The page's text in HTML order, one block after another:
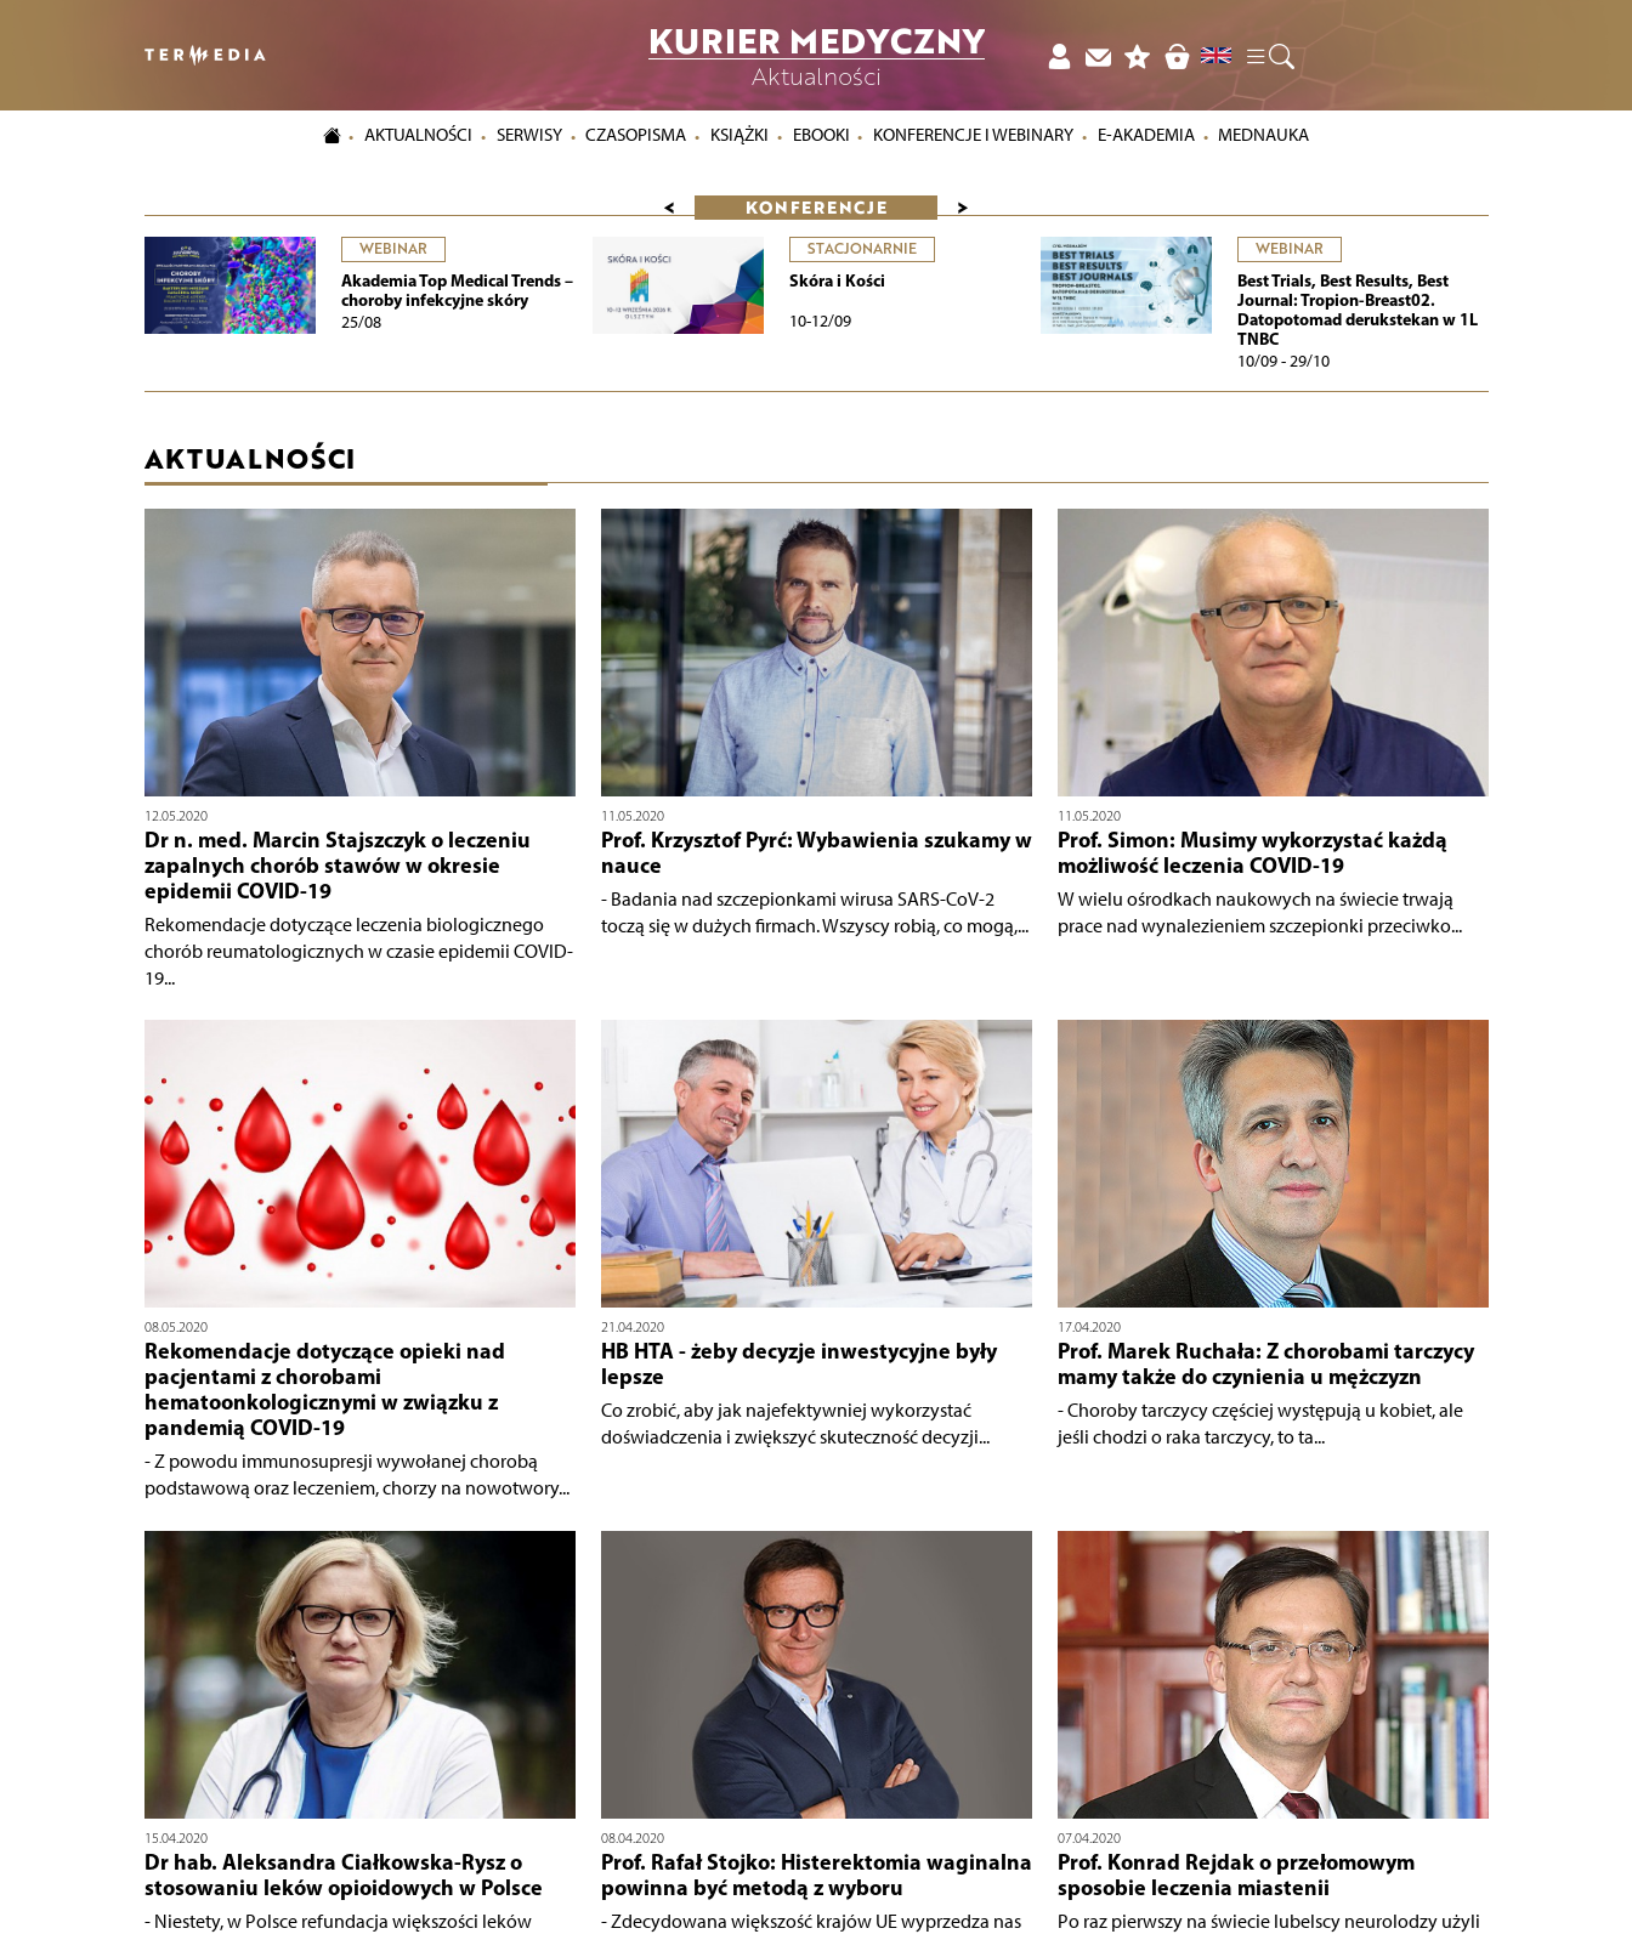
KURIER MEDYCZNY
Aktualności
AKTUALNOŚCI SERWISY CZASOPISMA KSIĄŻKI EBOOKI KONFERENCJE I WEBINARY E-AKADEMIA MEDNAUKA
< KONFERENCJE >
WEBINAR
Akademia Top Medical Trends –
choroby infekcyjne skóry
25/08
STACJONARNIE
Skóra i Kości
10-12/09
WEBINAR
Best Trials, Best Results, Best
Journal: Tropion-Breast02.
Datopotomad derukstekan w 1L
TNBC
10/09 - 29/10
AKTUALNOŚCI
12.05.2020
Dr n. med. Marcin Stajszczyk o leczeniu
zapalnych chorób stawów w okresie
epidemii COVID-19
Rekomendacje dotyczące leczenia biologicznego
chorób reumatologicznych w czasie epidemii COVID-
19...
11.05.2020
Prof. Krzysztof Pyrć: Wybawienia szukamy w
nauce
- Badania nad szczepionkami wirusa SARS-CoV-2
toczą się w dużych firmach. Wszyscy robią, co mogą,...
11.05.2020
Prof. Simon: Musimy wykorzystać każdą
możliwość leczenia COVID-19
W wielu ośrodkach naukowych na świecie trwają
prace nad wynalezieniem szczepionki przeciwko...
08.05.2020
Rekomendacje dotyczące opieki nad
pacjentami z chorobami
hematoonkologicznymi w związku z
pandemią COVID-19
- Z powodu immunosupresji wywołanej chorobą
podstawową oraz leczeniem, chorzy na nowotwory...
21.04.2020
HB HTA - żeby decyzje inwestycyjne były
lepsze
Co zrobić, aby jak najefektywniej wykorzystać
doświadczenia i zwiększyć skuteczność decyzji...
17.04.2020
Prof. Marek Ruchała: Z chorobami tarczycy
mamy także do czynienia u mężczyzn
- Choroby tarczycy częściej występują u kobiet, ale
jeśli chodzi o raka tarczycy, to ta...
15.04.2020
Dr hab. Aleksandra Ciałkowska-Rysz o
stosowaniu leków opioidowych w Polsce
- Niestety, w Polsce refundacja większości leków
08.04.2020
Prof. Rafał Stojko: Histerektomia waginalna
powinna być metodą z wyboru
- Zdecydowana większość krajów UE wyprzedza nas
07.04.2020
Prof. Konrad Rejdak o przełomowym
sposobie leczenia miastenii
Po raz pierwszy na świecie lubelscy neurolodzy użyli